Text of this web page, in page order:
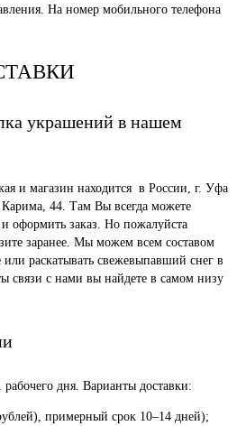
На номер мобильного телефона
украшений в нашем
и магазин находится в России, г. Уфа
44. Там Вы всегда можете
оформить заказ. Но пожалуйста
заранее. Мы можем всем составом
или раскатывать свежевыпавший снег в
связи с нами вы найдете в самом низу
рабочего дня. Варианты доставки:
примерный срок 10–14 дней);